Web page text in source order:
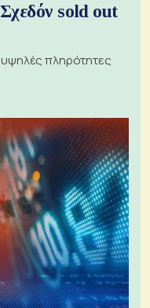
sold out
υψηλές πληρότητες